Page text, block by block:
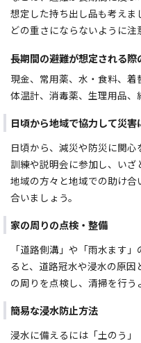
想定した持ち出し品も考え
どの重さにならないように注
長期間の避難が想定される際
現金、常用薬、水・食料、着
体温計、消毒薬、生理用品
日頃から地域で協力して災害
日頃から、減災や防災に関
訓練や説明会に参加し、いざ
地域の方々と地域での助け
合いましょう。
家の周りの点検・整備
「道路側溝」や「雨水ます
ると、道路冠水や浸水の原
の周りを点検し、清掃を行う
簡易な浸水防止方法
浸水に備えるには「土のう